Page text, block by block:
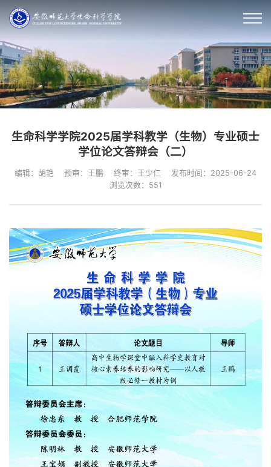
生命科学学院2025届学科教学（生物）专业硕士
学位论文答辩会（二）
编辑：胡艳 预审：王鹏 终审：王少仁
发布时间：2025-06-24
浏览次数： 551